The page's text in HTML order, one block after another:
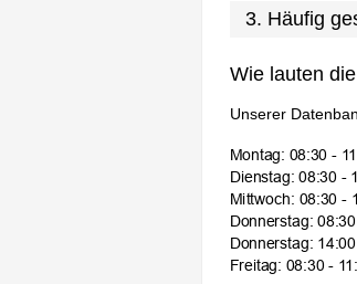
3. Häufig
Wie lauten
Unserer